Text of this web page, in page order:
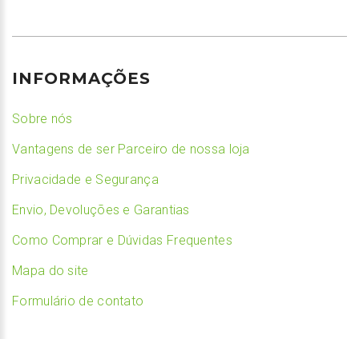
INFORMAÇÕES
Sobre nós
Vantagens de ser Parceiro de nossa loja
Privacidade e Segurança
Envio, Devoluções e Garantias
Como Comprar e Dúvidas Frequentes
Mapa do site
Formulário de contato